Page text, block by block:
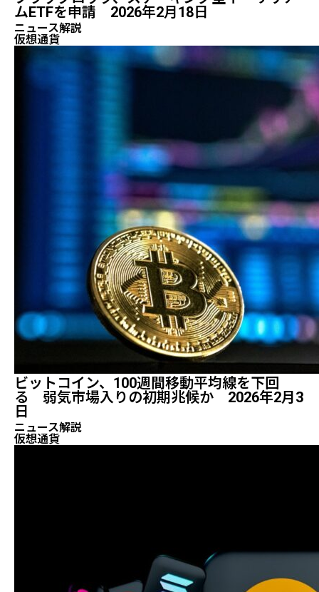
ムETFを申請 2026年2月18日
ニュース解説
仮想通貨
ビットコイン、100週間移動平均線を下回
る 弱気市場入りの初期兆候か 2026年2月3
日
ニュース解説
仮想通貨